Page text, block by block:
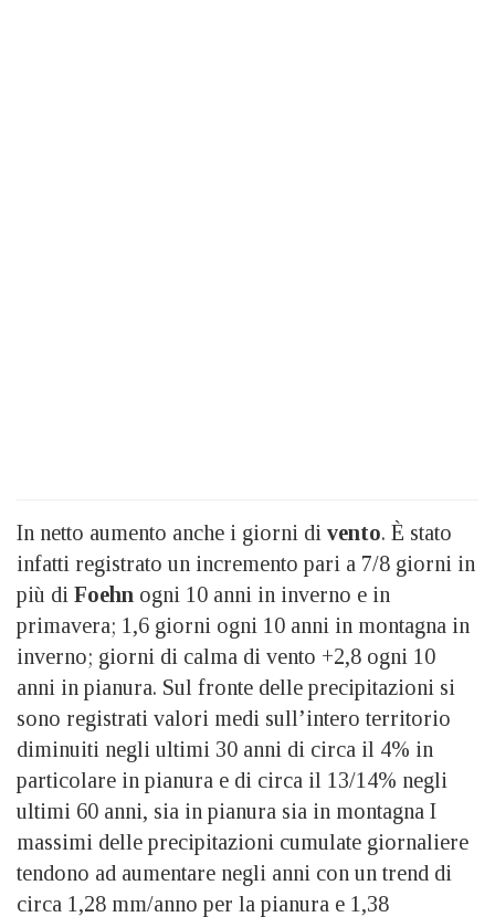
In netto aumento anche i giorni di vento. È stato
infatti registrato un incremento pari a 7/8 giorni in
più di Foehn ogni 10 anni in inverno e in
primavera; 1,6 giorni ogni 10 anni in montagna in
inverno; giorni di calma di vento +2,8 ogni 10
anni in pianura. Sul fronte delle precipitazioni si
sono registrati valori medi sull’intero territorio
diminuiti negli ultimi 30 anni di circa il 4% in
particolare in pianura e di circa il 13/14% negli
ultimi 60 anni, sia in pianura sia in montagna I
massimi delle precipitazioni cumulate giornaliere
tendono ad aumentare negli anni con un trend di
circa 1,28 mm/anno per la pianura e 1,38